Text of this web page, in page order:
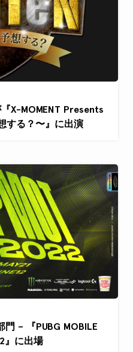
X-MOMENT Presents
する？〜』に出演
門 – 『PUBG MOBILE
』に出場